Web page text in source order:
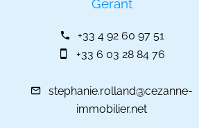
Gérant
+33 4 92 60 97 51
+33 6 03 28 84 76
stephanie.rolland@cezanne-
immobilier.net